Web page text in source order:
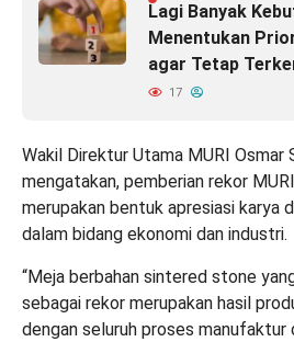
Lagi Banyak
Menentukan
agar Tetap
17
Wakil Direktur Utama MURI Osmar
mengatakan, pemberian rekor
merupakan bentuk apresiasi karya
dalam bidang ekonomi dan industri.
“Meja berbahan sintered stone
sebagai rekor merupakan hasil
dengan seluruh proses manufaktur